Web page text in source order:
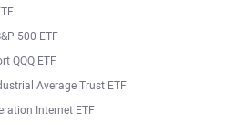
500 ETF
QQQ ETF
Average Trust ETF
Internet ETF